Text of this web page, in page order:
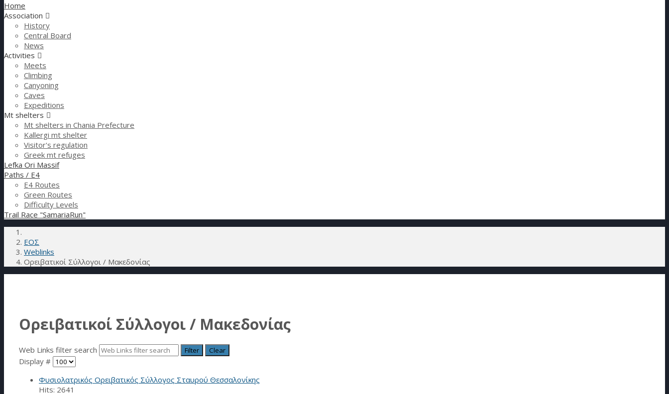
Home
Association
History
Central Board
News
Activities
Meets
Climbing
Canyoning
Caves
Expeditions
Mt shelters
Mt shelters in Chania Prefecture
Kallergi mt shelter
Visitor's regulation
Greek mt refuges
Lefka Ori Massif
Paths / E4
E4 Routes
Green Routes
Difficulty Levels
Trail Race "SamariaRun"
ΕΟΣ
Weblinks
Ορειβατικοί Σύλλογοι / Μακεδονίας
Ορειβατικοί Σύλλογοι / Μακεδονίας
Web Links filter search Filter Clear
Display #
Φυσιολατρικός Ορειβατικός Σύλλογος Σταυρού Θεσσαλονίκης
Hits: 2641